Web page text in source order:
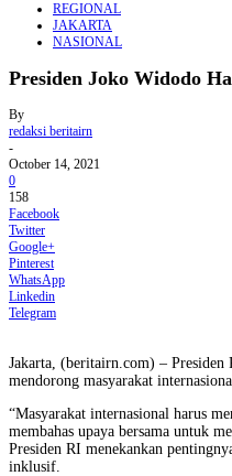
REGIONAL
JAKARTA
NASIONAL
Presiden Joko Widodo
By
redaksi beritairn
-
October 14, 2021
0
158
Facebook
Twitter
Google+
Pinterest
WhatsApp
Linkedin
Telegram
Jakarta, (beritairn.com) –
mendorong masyarakat
“Masyarakat internasional harus
membahas upaya bersama untuk
Presiden RI menekankan
inklusif.